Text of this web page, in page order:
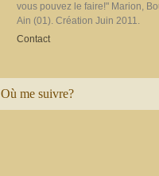
vous pouvez le faire!" Marion,
Ain (01). Création Juin 2011.
Contact
Où me suivre?